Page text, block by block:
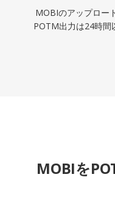
MOBIのアップロー
POTM出力は24時間
MOBIを